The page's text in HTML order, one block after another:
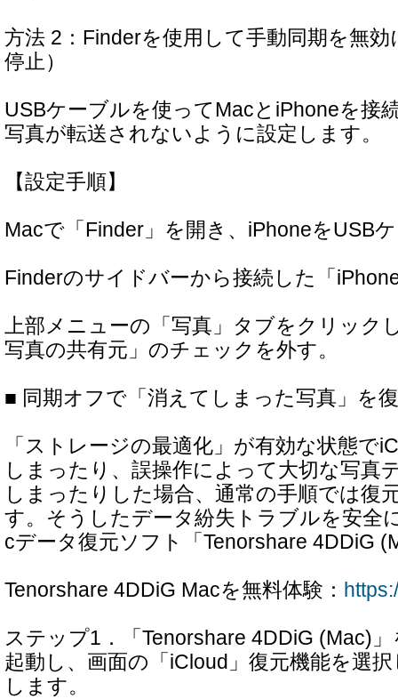
方法 2：Finderを使用して手動同期を無
停止）
USBケーブルを使ってMacとiPhoneを接
写真が転送されないように設定します。
【設定手順】
Macで「Finder」を開き、iPhoneをUSB
Finderのサイドバーから接続した「
上部メニューの「写真」タブをクリック
写真の共有元」のチェックを外す。
■ 同期オフで「消えてしまった写真」を
「ストレージの最適化」が有効な状態で
しまったり、誤操作によって大切な写真
しまったりした場合、通常の手順では復
す。そうしたデータ紛失トラブルを安全
cデータ復元ソフト「Tenorshare 4DDiG
Tenorshare 4DDiG Macを無料体験：
ステップ1．「Tenorshare 4DDiG (Mac)
起動し、画面の「iCloud」復元機能を選
します。